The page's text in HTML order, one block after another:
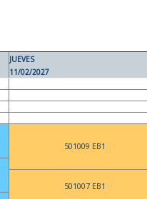
JUEVES
11/02/2027
501009 EB1
501007 EB1